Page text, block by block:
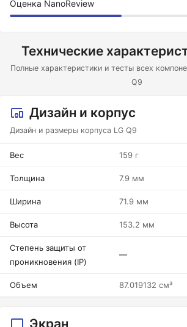
Оценка NanoReview
Технические
Полные характеристики и тесты всех
Q9
Дизайн и корпус
Дизайн и размеры корпуса LG Q9
Вес 159 г
Толщина 7.9 мм
Ширина 71.9 мм
Высота 153.2 мм
Степень защиты от
проникновения (IP)
—
Объем 87.019132 см³
Экран